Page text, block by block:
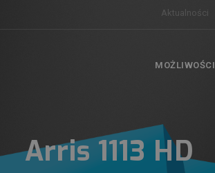
Aktualności
MOŻLIWOŚCI
Arris 1113 HD